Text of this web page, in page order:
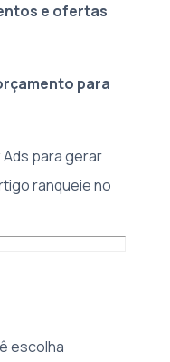
e ofertas
para
para gerar
ranqueie no
escolha